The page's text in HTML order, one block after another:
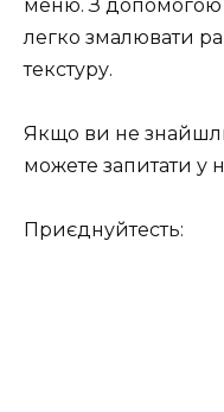
меню. З допомогою
легко змалювати
текстуру.
Якщо ви не
можете запитати у
Приєднуйтесть: